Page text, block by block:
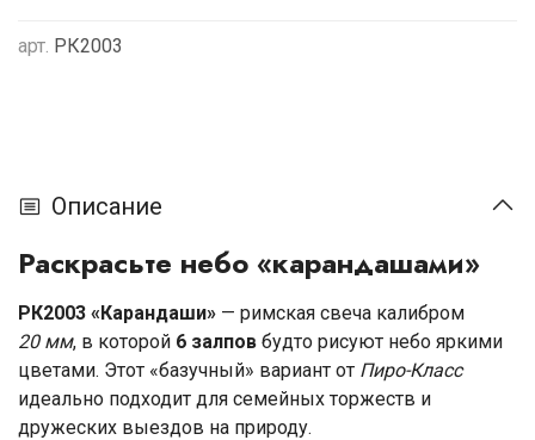
арт. РК2003
Описание
Раскрасьте небо «карандашами»
РК2003 «Карандаши» — римская свеча калибром
20 мм, в которой 6 залпов будто рисуют небо яркими
цветами. Этот «базучный» вариант от Пиро-Класс
идеально подходит для семейных торжеств и
дружеских выездов на природу.